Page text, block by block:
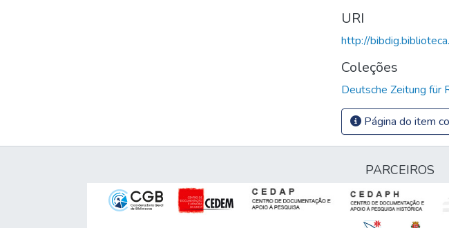
URI
http://
Coleções
Deutsche Zeitung für
Página do item
PARCEIROS